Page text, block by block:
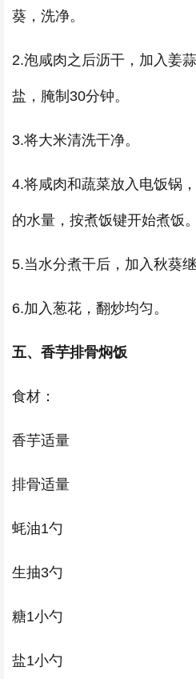
葵，洗净。
2.泡咸肉之后沥干，加入姜
盐，腌制30分钟。
3.将大米清洗干净。
4.将咸肉和蔬菜放入电饭锅
的水量，按煮饭键开始煮饭。
5.当水分煮干后，加入秋葵继
6.加入葱花，翻炒均匀。
五、香芋排骨焖饭
食材：
香芋适量
排骨适量
蚝油1勺
生抽3勺
糖1小勺
盐1小勺